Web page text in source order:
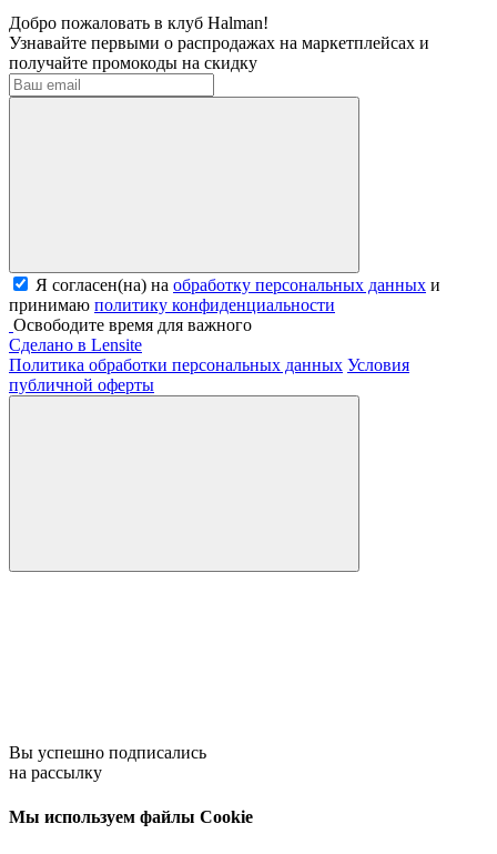
Добро пожаловать в клуб Halman!
Узнавайте первыми о распродажах на маркетплейсах и
получайте промокоды на скидку
Я согласен(на) на обработку персональных данных и
принимаю политику конфиденциальности
Освободите время для важного
Сделано в Lensite
Политика обработки персональных данных Условия
публичной оферты
Вы успешно подписались
на рассылку
Мы используем файлы Cookie